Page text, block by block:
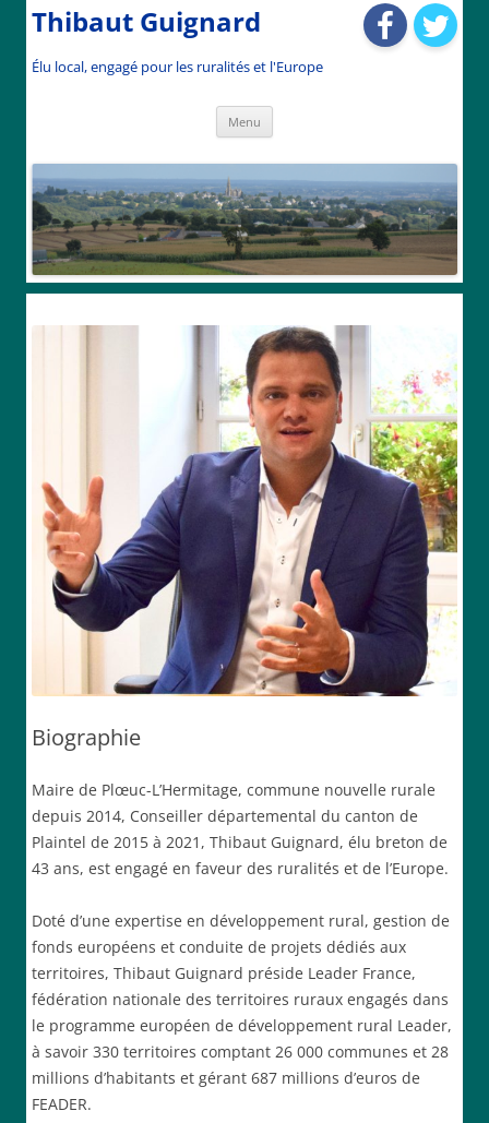
Thibaut Guignard
Élu local, engagé pour les ruralités et l'Europe
Menu
Biographie
Maire de Plœuc-L’Hermitage, commune nouvelle rurale
depuis 2014, Conseiller départemental du canton de
Plaintel de 2015 à 2021, Thibaut Guignard, élu breton de
43 ans, est engagé en faveur des ruralités et de l’Europe.
Doté d’une expertise en développement rural, gestion de
fonds européens et conduite de projets dédiés aux
territoires, Thibaut Guignard préside Leader France,
fédération nationale des territoires ruraux engagés dans
le programme européen de développement rural Leader,
à savoir 330 territoires comptant 26 000 communes et 28
millions d’habitants et gérant 687 millions d’euros de
FEADER.